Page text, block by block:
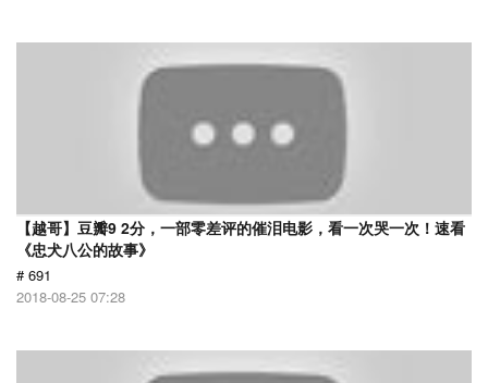
【越哥】豆瓣9 2分，一部零差评的催泪电影，看一次哭一次！速看
《忠犬八公的故事》
# 691
2018-08-25 07:28